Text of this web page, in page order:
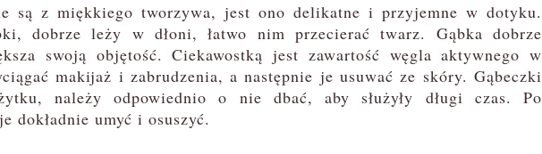
są z miękkiego tworzywa, jest ono delikatne i przyjemne w dotyku.
dobrze leży w dłoni, łatwo nim przecierać twarz. Gąbka dobrze
swoją objętość. Ciekawostką jest zawartość węgla aktywnego w
makijaż i zabrudzenia, a następnie je usuwać ze skóry. Gąbeczki
należy odpowiednio o nie dbać, aby służyły długi czas. Po
dokładnie umyć i osuszyć.